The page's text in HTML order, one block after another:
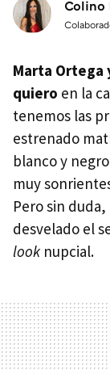
Colino
Marta Ortega
quiero en la
tenemos las
estrenado
blanco y
muy
Pero sin
desvelado el
look nupcial.